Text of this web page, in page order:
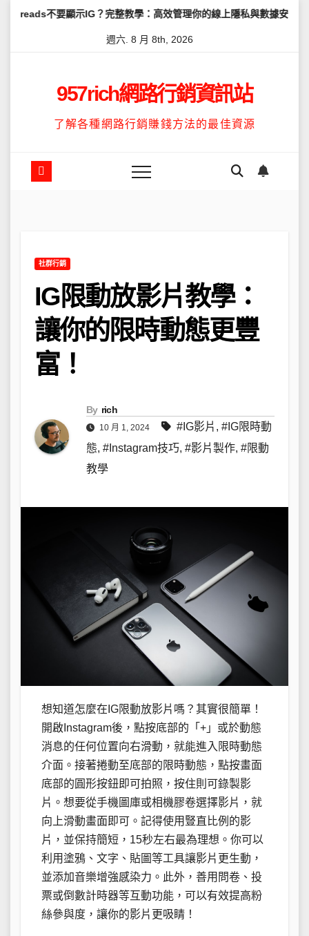
IG？完整教學：高效管理你的線上隱私與數據安全 怎麼讓
週六. 8 月 8th, 2026
957rich網路行銷資訊站
了解各種網路行銷賺錢方法的最佳資源
社群行銷
IG限動放影片教學：
讓你的限時動態更豐
富！
By rich
10 月 1, 2024 #IG影片 , #IG限時動
態, #Instagram技巧, #影片製作, #限動
教學
想知道怎麼在IG限動放影片嗎？其實很簡單！
開啟Instagram後，點按底部的「+」或於動態
消息的任何位置向右滑動，就能進入限時動態
介面。接著捲動至底部的限時動態，點按畫面
底部的圓形按鈕即可拍照，按住則可錄製影
片。想要從手機圖庫或相機膠卷選擇影片，就
向上滑動畫面即可。記得使用豎直比例的影
片，並保持簡短，15秒左右最為理想。你可以
利用塗鴉、文字、貼圖等工具讓影片更生動，
並添加音樂增強感染力。此外，善用問卷、投
票或倒數計時器等互動功能，可以有效提高粉
絲參與度，讓你的影片更吸睛！